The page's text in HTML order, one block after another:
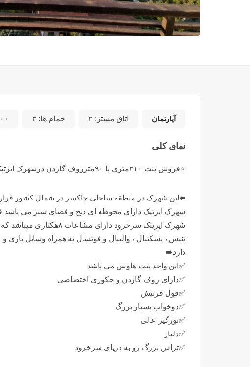
آپارتمان اتاق مستر: ۲ حمام ها: ۳ ۷۰۰
نمای کلی
⭐️فروش پنت ۲۱۰متری با ۹۰مترروف گاردن درشهرک ایرتیک⭐️
⬅️این شهرک در منطقه ساحلی چاکسر در شمال کشور
شهرک ایرتیک دارای محوطه ای دنج و فضای سبز می باشد فاصله این
شهرک ایریتک سرخرود
تنیس ، بسکتبال ، والیبال و فوتسال به همراه وسایل
دارد➡️
✅️این واحد پنت هاوس می باشد
✅️دارای روف گاردن و جکوزی اختصاصی
✅️فول فرنیش
✅️دوخواب بسیار بزرگ
✅️نورگیر عالی
✅️دلباز
✅️تراس بزرگ رو به دریای سرخرود